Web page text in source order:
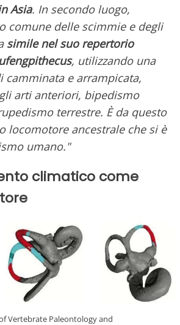
Asia. In secondo luogo,
comune delle scimmie e degli
simile nel suo repertorio
, utilizzando una
camminata e arrampicata,
arti anteriori, bipedismo
terrestre. È da questo
locomotore ancestrale che si è
umano."
climatico come
Vertebrate Paleontology and